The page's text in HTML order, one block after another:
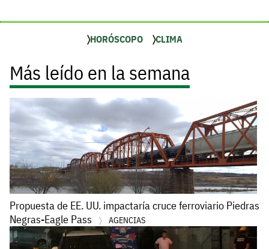
HORÓSCOPO CLIMA
Más leído en la semana
Propuesta de EE. UU. impactaría cruce ferroviario Piedras
Negras-Eagle Pass
AGENCIAS